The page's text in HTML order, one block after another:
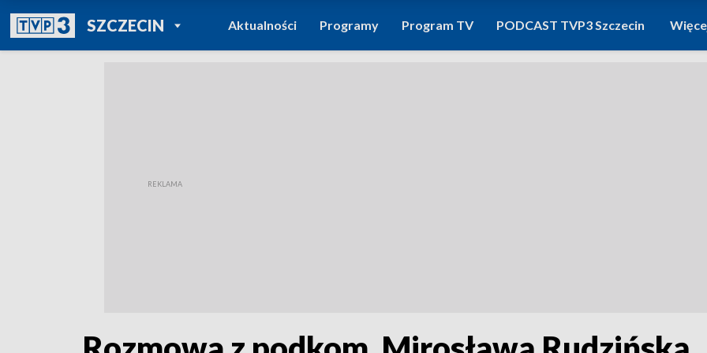
SZCZECINPOWRÓT DO
TVP REGIONY
Aktualności Programy Program TV PODCAST TVP3 Szczecin